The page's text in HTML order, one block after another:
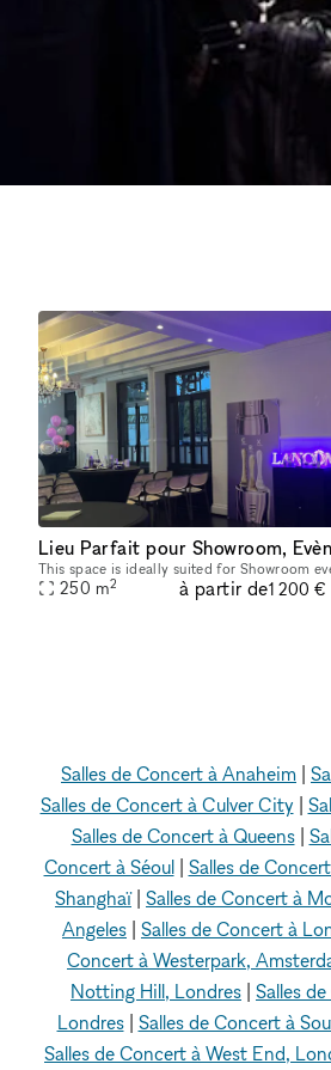
250 m2 à partir de1 200 €
Salles de Concert à Anaheim |
Salles de Concert à Culver City |
Salles de Concert à Queens|
Concert à Séoul| Salles de
Shanghaï| Salles de Concert à
Angeles | Salles de Concert à
Concert à Westerpark,
Notting Hill, Londres | Salles
Londres| Salles de Concert à
Salles de Concert à West End,